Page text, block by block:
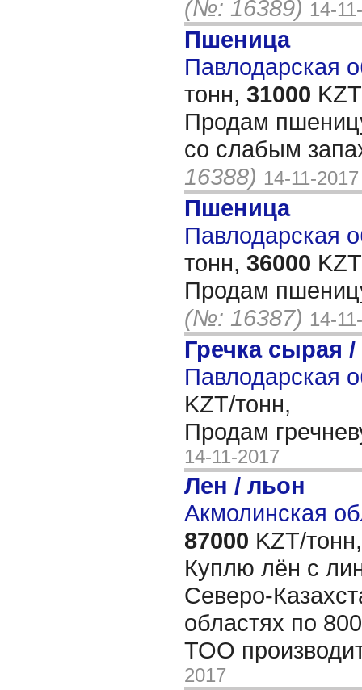
(№: 16389) 14-
Пшеница
Павлодарская
тонн, 31000
Продам
со слабым
16388) 14-11-2017
Пшеница
Павлодарская
тонн, 36000
Продам
(№: 16387) 14-
Гречка сырая /
Павлодарская
KZT/тонн,
Продам
14-11-2017
Лен / льон
Акмолинская
87000 KZT/тонн,
Куплю лён с
Северо-
областях по
ТОО
2017